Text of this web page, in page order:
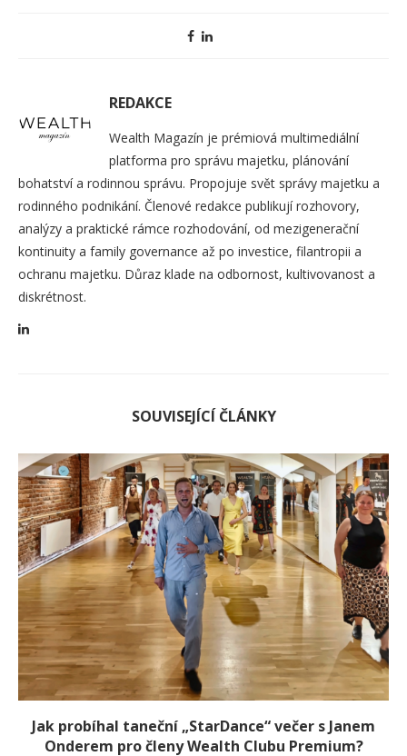
REDAKCE
Wealth Magazín je prémiová multimediální
platforma pro správu majetku, plánování
bohatství a rodinnou správu. Propojuje svět správy majetku a
rodinného podnikání. Členové redakce publikují rozhovory,
analýzy a praktické rámce rozhodování, od mezigenerační
kontinuity a family governance až po investice, filantropii a
ochranu majetku. Důraz klade na odbornost, kultivovanost a
diskrétnost.
SOUVISEJÍCÍ ČLÁNKY
Jak probíhal taneční „StarDance“ večer s Janem
Onderem pro členy Wealth Clubu Premium?